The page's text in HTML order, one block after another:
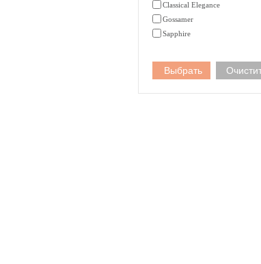
Classical Elegance
Gossamer
Sapphire
Villa d'Este
Watercolor Florals